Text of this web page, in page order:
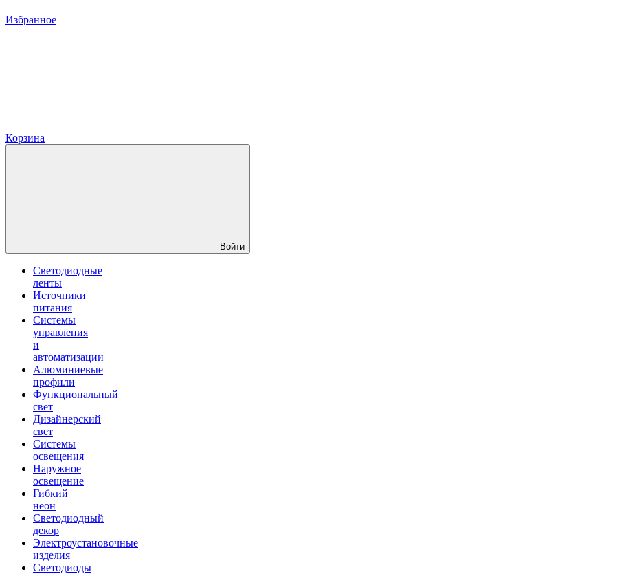
Избранное
Корзина
Войти
Светодиодные
ленты
Источники
питания
Системы
управления
и
автоматизации
Алюминиевые
профили
Функциональный
свет
Дизайнерский
свет
Системы
освещения
Наружное
освещение
Гибкий
неон
Светодиодный
декор
Электроустановочные
изделия
Светодиоды